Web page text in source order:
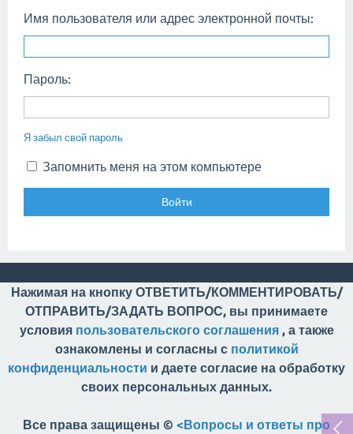
Имя пользователя или адрес электронной почты:
Пароль:
Я забыл свой пароль
Запомнить меня на этом компьютере
Нажимая на кнопку ОТВЕТИТЬ/КОММЕНТИРОВАТЬ/
ОТПРАВИТЬ/ЗАДАТЬ ВОПРОС, вы принимаете
условия пользовательского соглашения, а также
ознакомлены и согласны с политикой
конфиденциальности и даете согласие на обработку
своих персональных данных.
Все права защищены © <Вопросы и ответы про